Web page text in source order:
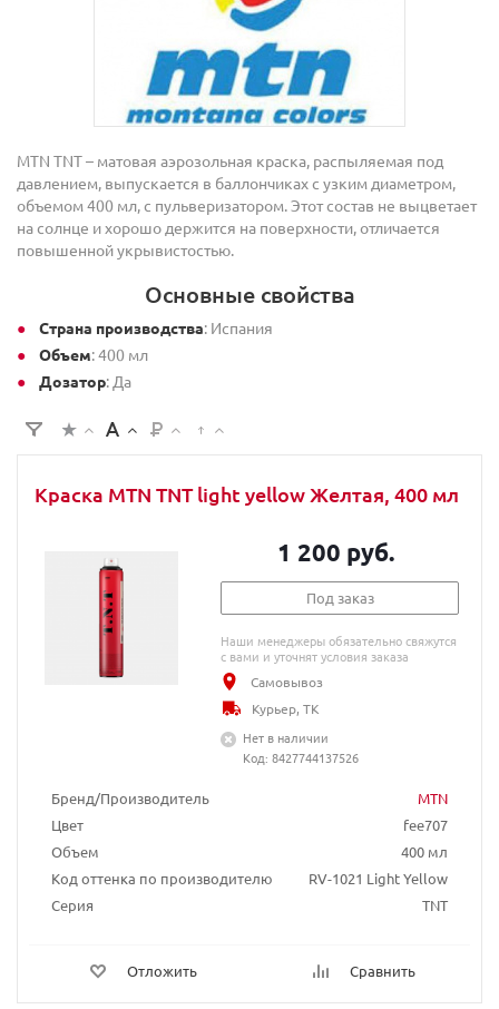
MTN TNT – матовая аэрозольная краска, распыляемая под
давлением, выпускается в баллончиках с узким диаметром,
объемом 400 мл, с пульверизатором. Этот состав не выцветает
на солнце и хорошо держится на поверхности, отличается
повышенной укрывистостью.
Основные свойства
Страна производства: Испания
Объем: 400 мл
Дозатор: Да
Краска MTN TNT light yellow Желтая, 400 мл
Бренд/Производитель
MTN
Цвет
fee707
Объем
400 мл
Код оттенка по производителю
RV-1021 Light Yellow
Серия
TNT
Отложить Сравнить
1 200 руб.
Под заказ
Наши менеджеры обязательно свяжутся
с вами и уточнят условия заказа
Самовывоз
Курьер, ТК
Нет в наличии
Код: 8427744137526